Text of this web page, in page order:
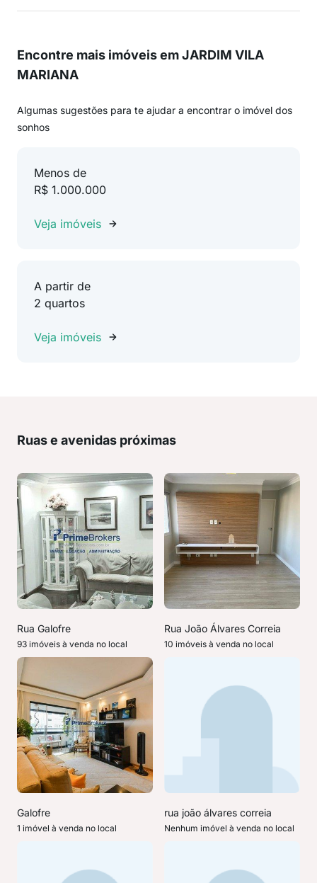
Encontre mais imóveis em JARDIM VILA
MARIANA
Algumas sugestões para te ajudar a encontrar o imóvel dos
sonhos
Menos de
R$ 1.000.000
Veja imóveis
A partir de
2 quartos
Veja imóveis
Ruas e avenidas próximas
Rua Galofre
93 imóveis à venda no local
Rua João Álvares Correia
10 imóveis à venda no local
Galofre
1 imóvel à venda no local
rua joão álvares correia
Nenhum imóvel à venda no local